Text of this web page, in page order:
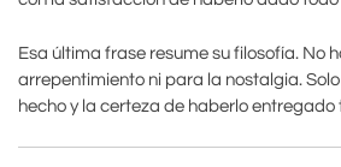
Esa última frase resume su filosofía. No
arrepentimiento ni para la nostalgia.
hecho y la certeza de haberlo entregado